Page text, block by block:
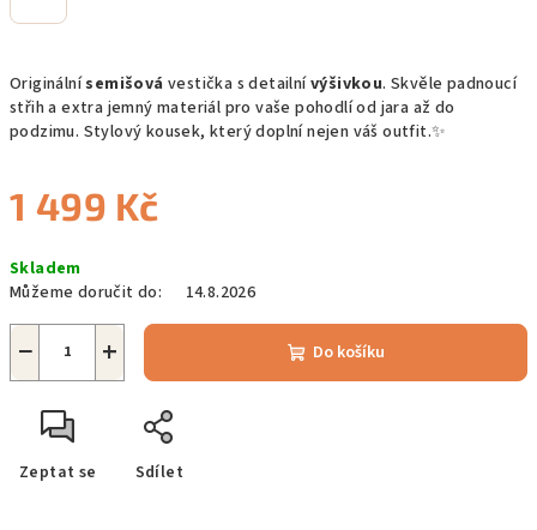
Originálnísemišová vestička s detailnívýšivkou. Skvěle padnoucí
střih a extra jemný materiál pro vaše pohodlí od jara až do
podzimu. Stylový kousek, který doplní nejen váš outfit.✨
1 499 Kč
cena:
Skladem
Můžeme doručit do:
14.8.2026
+
− Do košíku
Zeptat se Sdílet